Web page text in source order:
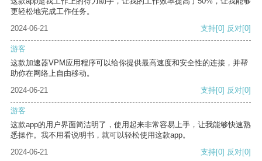
更轻松地完成工作任务。
2024-06-21
支持[0] 反对[0]
游客
这款加速器VPM应用程序可以给你提供最高速度和安全性的连接，并帮
助你在网络上自由移动。
2024-06-21
支持[0] 反对[0]
游客
这款app的用户界面简洁明了，使用起来非常容易上手，让我能够快速熟
悉操作。我不用看说明书，就可以轻松使用这款app。
2024-06-21
支持[0] 反对[0]